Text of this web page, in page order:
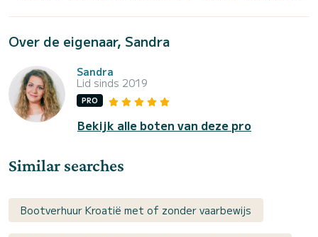
Over de eigenaar, Sandra
Sandra
Lid sinds 2019
PRO
Bekijk alle boten van deze pro
Similar searches
Bootverhuur Kroatië met of zonder vaarbewijs